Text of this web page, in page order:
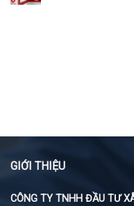
GIỚI THIỆU
CÔNG TY TNHH ĐẦU TƯ